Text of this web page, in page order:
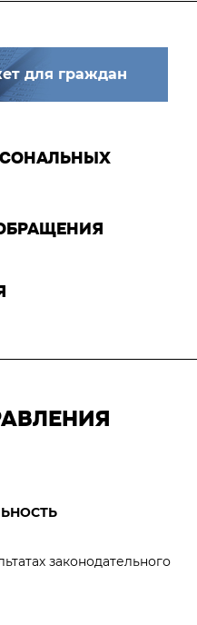
для граждан
законодательного